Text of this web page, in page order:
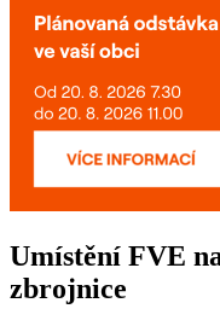
Umístění FVE
zbrojnice